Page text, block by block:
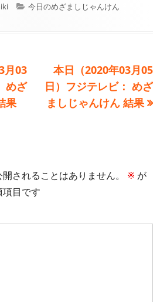
カ
今日のめざましじゃんけん
月03
めざ
果
次
の
記
本日（2020年03月05
日）フジテレビ： めざ
ましじゃんけん 結果
されることはありません。 ※ が
目です